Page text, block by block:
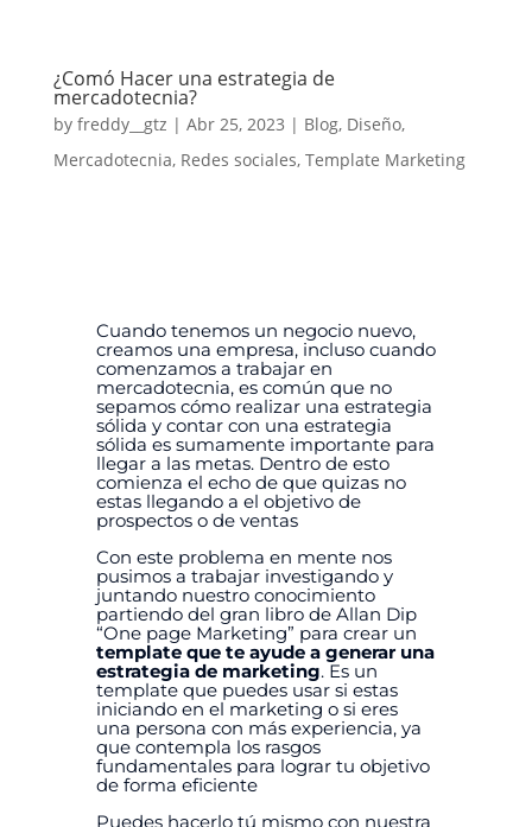
¿Comó Hacer una estrategia de
mercadotecnia?
by freddy__gtz | Abr 25, 2023 | Blog, Diseño,
Mercadotecnia, Redes sociales, Template Marketing
Cuando tenemos un negocio nuevo,
creamos una empresa, incluso cuando
comenzamos a trabajar en
mercadotecnia, es común que no
sepamos cómo realizar una estrategia
sólida y contar con una estrategia
sólida es sumamente importante para
llegar a las metas. Dentro de esto
comienza el echo de que quizas no
estas llegando a el objetivo de
prospectos o de ventas
Con este problema en mente nos
pusimos a trabajar investigando y
juntando nuestro conocimiento
partiendo del gran libro de Allan Dip
“One page Marketing” para crear un
template que te ayude a generar una
estrategia de marketing. Es un
template que puedes usar si estas
iniciando en el marketing o si eres
una persona con más experiencia, ya
que contempla los rasgos
fundamentales para lograr tu objetivo
de forma eficiente
Puedes hacerlo tú mismo con nuestra